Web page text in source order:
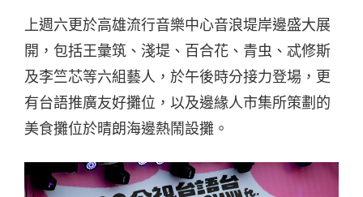
上週六更於高雄流行音樂中心音浪堤岸邊盛大展
開，包括王彙筑、淺堤、百合花、青虫、忒修斯
及李竺芯等六組藝人，於午後時分接力登場，更
有台語推廣友好攤位，以及邊緣人市集所策劃的
美食攤位於晴朗海邊熱鬧設攤。